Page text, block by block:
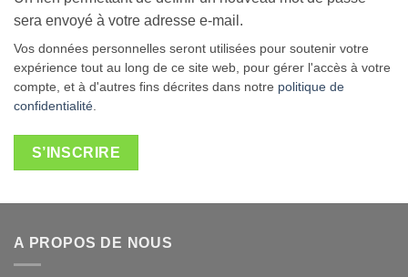
sera envoyé à votre adresse e-mail.
Vos données personnelles seront utilisées pour soutenir votre
expérience tout au long de ce site web, pour gérer l'accès à votre
compte, et à d'autres fins décrites dans notre politique de
confidentialité.
S’INSCRIRE
A PROPOS DE NOUS